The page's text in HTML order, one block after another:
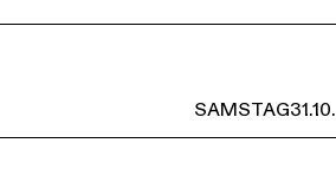
SAMSTAG31.10.